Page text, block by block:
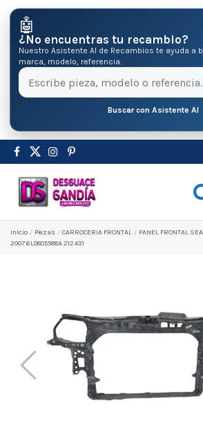
🤖
¿No encuentras tu recambio?
Nuestro Asistente AI de Recambios te ayuda a
marca, modelo, referencia.
Buscar con Asistente AI
Inicio Pіezas CARROCERIA FRONTAL
PANEL FRONTAL
2007 6L0805588A 212431